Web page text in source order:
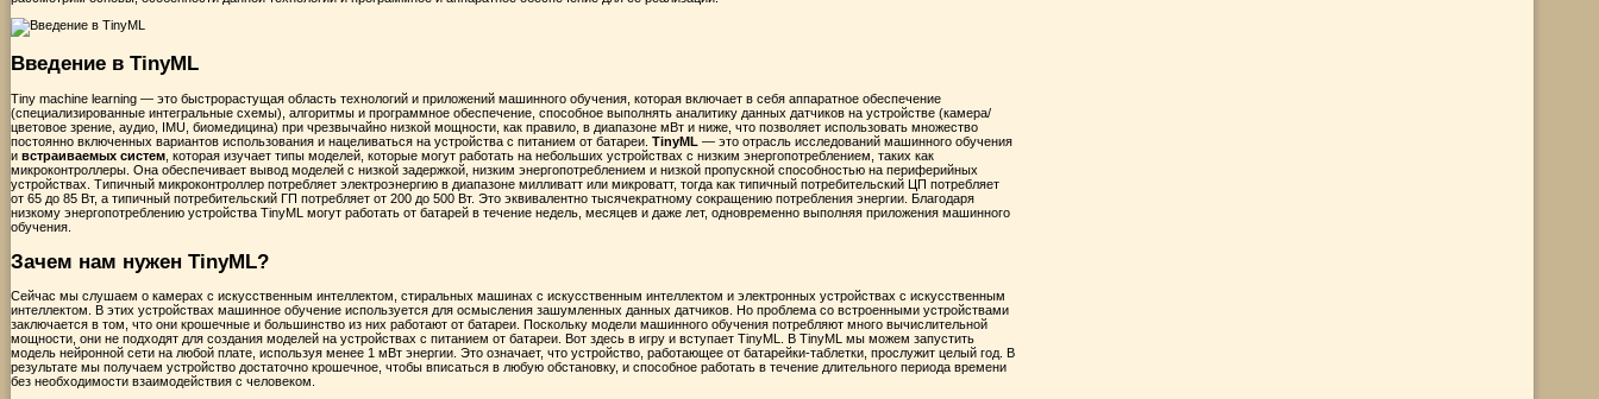
Введение в TinyML
Tiny machine learning — это быстрорастущая область технологий и приложений машинного обучения, которая включает в себя аппаратное обеспечение
(специализированные интегральные схемы), алгоритмы и программное обеспечение, способное выполнять аналитику данных датчиков на устройстве (камера/
цветовое зрение, аудио, IMU, биомедицина) при чрезвычайно низкой мощности, как правило, в диапазоне мВт и ниже, что позволяет использовать множество
постоянно включенных вариантов использования и нацеливаться на устройства с питанием от батареи. TinyML — это отрасль исследований машинного обучения
и встраиваемых систем , которая изучает типы моделей, которые могут работать на небольших устройствах с низким энергопотреблением, таких как
микроконтроллеры. Она обеспечивает вывод моделей с низкой задержкой, низким энергопотреблением и низкой пропускной способностью на периферийных
устройствах. Типичный микроконтроллер потребляет электроэнергию в диапазоне милливатт или микроватт, тогда как типичный потребительский ЦП потребляет
от 65 до 85 Вт, а типичный потребительский ГП потребляет от 200 до 500 Вт. Это эквивалентно тысячекратному сокращению потребления энергии. Благодаря
низкому энергопотреблению устройства TinyML могут работать от батарей в течение недель, месяцев и даже лет, одновременно выполняя приложения машинного
обучения.
Зачем нам нужен TinyML?
Сейчас мы слушаем о камерах с искусственным интеллектом, стиральных машинах с искусственным интеллектом и электронных устройствах с искусственным
интеллектом. В этих устройствах машинное обучение используется для осмысления зашумленных данных датчиков. Но проблема со встроенными устройствами
заключается в том, что они крошечные и большинство из них работают от батареи. Поскольку модели машинного обучения потребляют много вычислительной
мощности, они не подходят для создания моделей на устройствах с питанием от батареи. Вот здесь в игру и вступает TinyML. В TinyML мы можем запустить
модель нейронной сети на любой плате, используя менее 1 мВт энергии. Это означает, что устройство, работающее от батарейки-таблетки, прослужит целый год. В
результате мы получаем устройство достаточно крошечное, чтобы вписаться в любую обстановку, и способное работать в течение длительного периода времени
без необходимости взаимодействия с человеком.